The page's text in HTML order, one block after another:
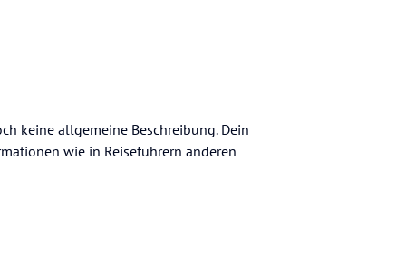
keine allgemeine Beschreibung. Dein
wie in Reiseführern anderen